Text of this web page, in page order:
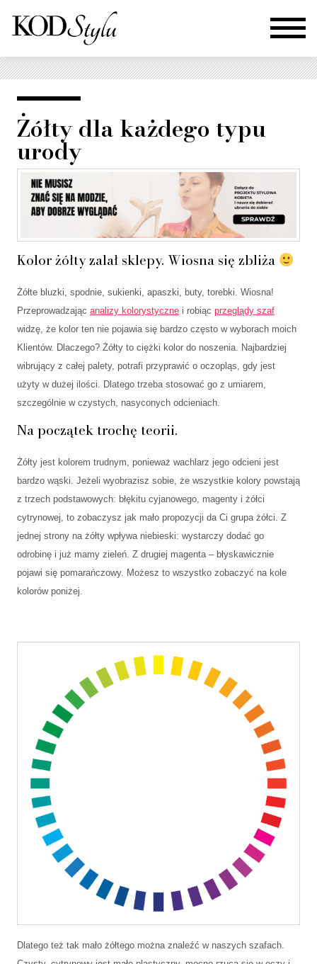
Żółty dla każdego typu
urody
Kolor żółty zalał sklepy. Wiosna się zbliża
Żółte bluzki, spodnie, sukienki, apaszki, buty, torebki. Wiosna!
Przeprowadzając analizy kolorystyczne i robiąc przeglądy szaf
widzę, że kolor ten nie pojawia się bardzo często w wyborach moich
Klientów. Dlaczego? Żółty to ciężki kolor do noszenia. Najbardziej
wibrujący z całej palety, potrafi przyprawić o oczopląs, gdy jest
użyty w dużej ilości. Dlatego trzeba stosować go z umiarem,
szczególnie w czystych, nasyconych odcieniach.
Na początek trochę teorii.
Żółty jest kolorem trudnym, ponieważ wachlarz jego odcieni jest
bardzo wąski. Jeżeli wyobrazisz sobie, że wszystkie kolory powstają
z trzech podstawowych: błękitu cyjanowego, magenty i żółci
cytrynowej, to zobaczysz jak mało propozycji da Ci grupa żółci. Z
jednej strony na żółty wpływa niebieski: wystarczy dodać go
odrobinę i już mamy zieleń. Z drugiej magenta – błyskawicznie
pojawi się pomarańczowy. Możesz to wszystko zobaczyć na kole
kolorów poniżej.
Dlatego też tak mało żółtego można znaleźć w naszych szafach.